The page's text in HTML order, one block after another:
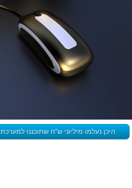
היכן נעלמו מיליוני ש"ח שתוכננו למערכת CRM למחשוב מערך תלונות הציבור? - לחץ כאן